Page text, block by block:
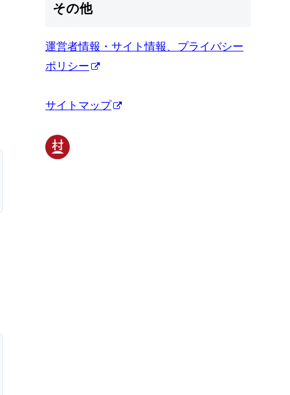
その他
運営者情報・サイト情報、プライバシー
ポリシー
サイトマップ